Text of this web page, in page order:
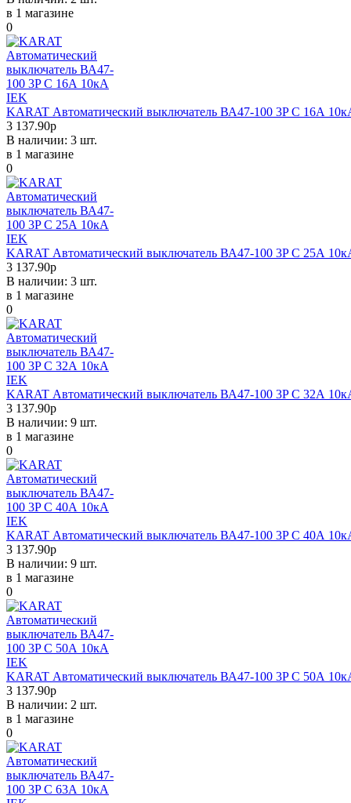
в 1 магазине
0
KARAT Автоматический выключатель ВА47-100 3P C 16А
3 137.90р
В наличии: 3 шт.
в 1 магазине
0
KARAT Автоматический выключатель ВА47-100 3P C 25А
3 137.90р
В наличии: 3 шт.
в 1 магазине
0
KARAT Автоматический выключатель ВА47-100 3P C 32А
3 137.90р
В наличии: 9 шт.
в 1 магазине
0
KARAT Автоматический выключатель ВА47-100 3P C 40А
3 137.90р
В наличии: 9 шт.
в 1 магазине
0
KARAT Автоматический выключатель ВА47-100 3P C 50А
3 137.90р
В наличии: 2 шт.
в 1 магазине
0